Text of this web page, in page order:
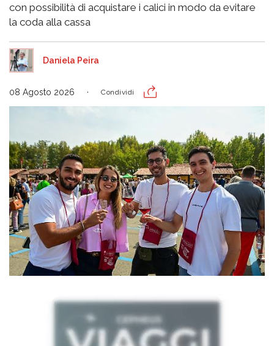
con possibilità di acquistare i calici in modo da evitare
la coda alla cassa
Daniela Peira
08 Agosto 2026 Condividi